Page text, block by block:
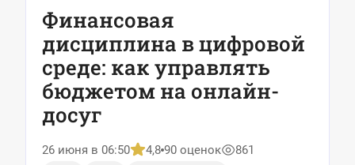
Финансовая
дисциплина в цифровой
среде: как управлять
бюджетом на онлайн-
досуг
26 июня в 06:50 4,8 90 оценок
861